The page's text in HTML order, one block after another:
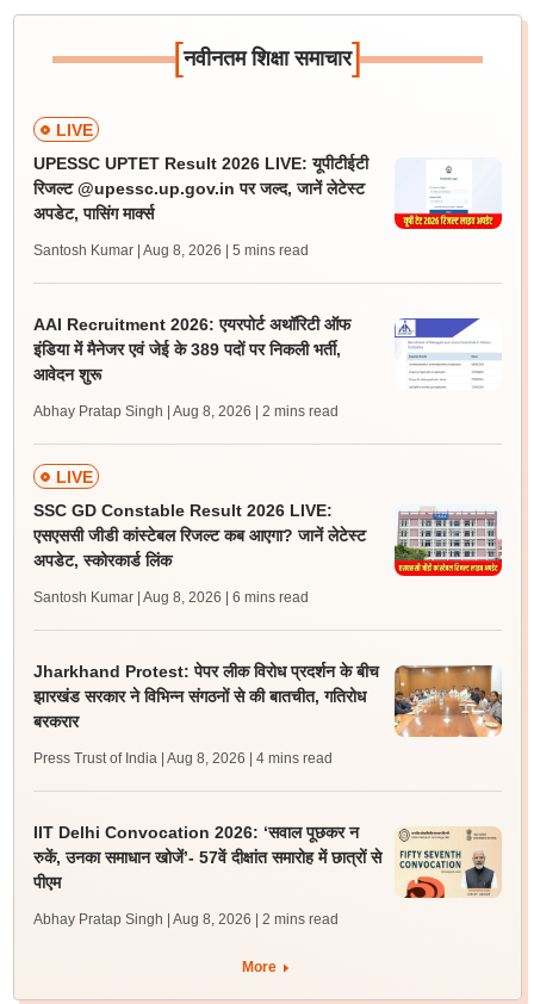
[नवीनतम शिक्षा समाचार]
LIVE
UPESSC UPTET Result 2026 LIVE: यूपीटीईटी
रिजल्ट @upessc.up.gov.in पर जल्द, जानें लेटेस्ट
अपडेट, पासिंग मार्क्स
Santosh Kumar | Aug 8, 2026 | 5 mins read
AAI Recruitment 2026: एयरपोर्ट अथॉरिटी ऑफ
इंडिया में मैनेजर एवं जेई के 389 पदों पर निकली भर्ती,
आवेदन शुरू
Abhay Pratap Singh | Aug 8, 2026 | 2 mins read
LIVE
SSC GD Constable Result 2026 LIVE:
एसएससी जीडी कांस्टेबल रिजल्ट कब आएगा? जानें लेटेस्ट
अपडेट, स्कोरकार्ड लिंक
Santosh Kumar | Aug 8, 2026 | 6 mins read
Jharkhand Protest: पेपर लीक विरोध प्रदर्शन के बीच
झारखंड सरकार ने विभिन्न संगठनों से की बातचीत, गतिरोध
बरकरार
Press Trust of India | Aug 8, 2026 | 4 mins read
IIT Delhi Convocation 2026: ‘सवाल पूछकर न
रुकें, उनका समाधान खोजें’- 57वें दीक्षांत समारोह में छात्रों से
पीएम
Abhay Pratap Singh | Aug 8, 2026 | 2 mins read
More